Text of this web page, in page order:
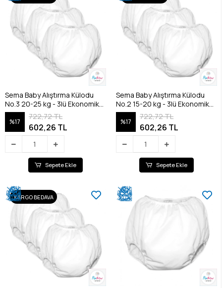
Sema Baby Alıştırma Külodu
No.3 20-25 kg - 3lü Ekonomik
Paket
%17
722,72 TL
602,26 TL
Sepete Ekle
Sema Baby Alıştırma Külodu
No.2 15-20 kg - 3lü Ekonomik
Paket
%17
722,72 TL
602,26 TL
Sepete Ekle
KARGO BEDAVA